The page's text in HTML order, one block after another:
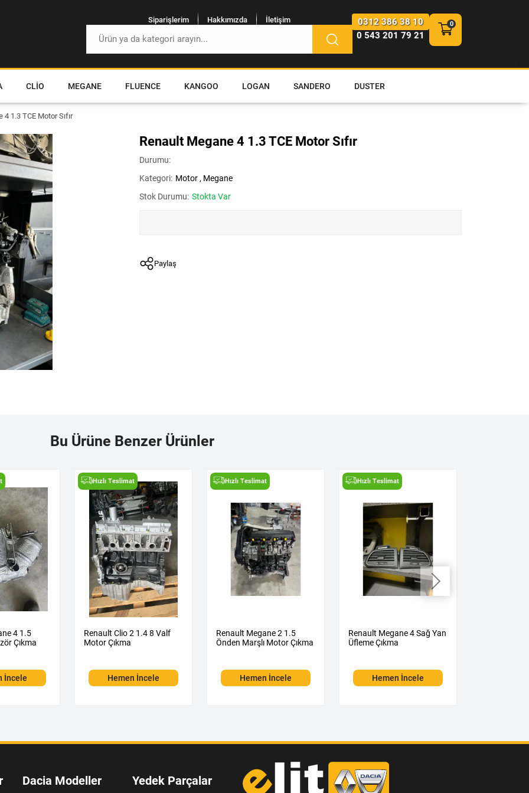
Siparişlerim Hakkımızda İletişim
0312 386 38 10
0 543 201 79 21
CLIO MEGANE FLUENCE KANGOO LOGAN SANDERO DUSTER
4 1.3 TCE Motor Sıfır
Renault Megane 4 1.3 TCE Motor Sıfır
Durumu:
Kategori: Motor , Megane
Stok Durumu: Stokta Var
Paylaş
Bu Ürüne Benzer Ürünler
4 1.5
Çıkma
İncele
Hızlı Teslimat
Renault Clio 2 1.4 8 Valf
Motor Çıkma
Hemen İncele
Hızlı Teslimat
Renault Megane 2 1.5
Önden Marşlı Motor Çıkma
Hemen İncele
Hızlı Teslimat
Renault Megane 4 Sağ Yan
Üfleme Çıkma
Hemen İncele
Dacia Modeller Yedek Parçalar